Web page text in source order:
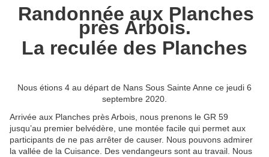
Randonnée aux Planches
près Arbois.
La reculée des Planches
Nous étions 4 au départ de Nans Sous Sainte Anne ce jeudi 6
septembre 2020.
Arrivée aux Planches près Arbois, nous prenons le GR 59
jusqu’au premier belvédère, une montée facile qui permet aux
participants de ne pas arrêter de causer. Nous pouvons admirer
la vallée de la Cuisance. Des vendangeurs sont au travail. Nous